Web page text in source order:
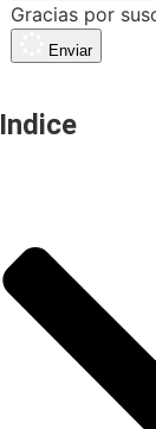
Gracias por
Enviar
Indice